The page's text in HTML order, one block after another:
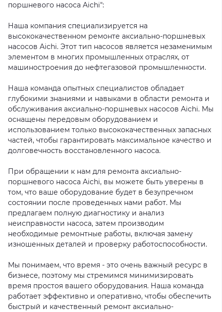
поршневого насоса Aichi":
Наша компания специализируется на
высококачественном ремонте аксиально-поршневых
насосов Aichi. Этот тип насосов является незаменимым
элементом в многих промышленных отраслях, от
машиностроения до нефтегазовой промышленности.
Наша команда опытных специалистов обладает
глубокими знаниями и навыками в области ремонта и
обслуживания аксиально-поршневых насосов Aichi. Мы
оснащены передовым оборудованием и
использованием только высококачественных запасных
частей, чтобы гарантировать максимальное качество и
долговечность восстановленного насоса.
При обращении к нам для ремонта аксиально-
поршневого насоса Aichi, вы можете быть уверены в
том, что ваше оборудование будет в безупречном
состоянии после проведенных нами работ. Мы
предлагаем полную диагностику и анализ
неисправности насоса, затем производим
необходимые ремонтные работы, включая замену
изношенных деталей и проверку работоспособности.
Мы понимаем, что время - это очень важный ресурс в
бизнесе, поэтому мы стремимся минимизировать
время простоя вашего оборудования. Наша команда
работает эффективно и оперативно, чтобы обеспечить
быстрый и качественный ремонт аксиально-